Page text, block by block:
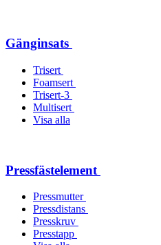
Gänginsats
Trisert
Foamsert
Trisert-3
Multisert
Visa alla
Pressfästelement
Pressmutter
Pressdistans
Presskruv
Presstapp